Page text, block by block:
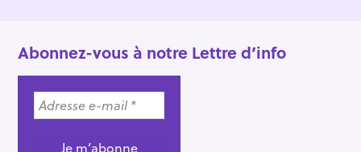
Abonnez-vous à notre Lettre d’info